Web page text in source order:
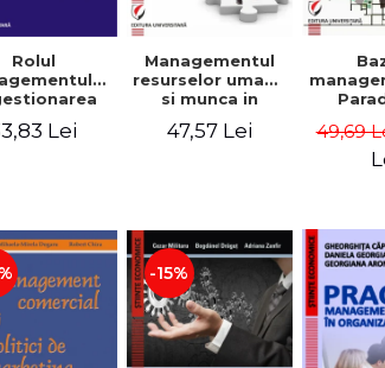
Rolul
a
firmei -
Zaharia
Lei
Managementul
resurselor umane
si munca in
47,57 Lei 49,69
-15%